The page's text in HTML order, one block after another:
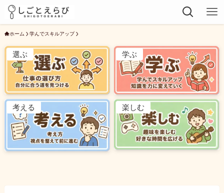
ホーム 学んでスキルアップ
選ぶ 学ぶ
考える 楽しむ